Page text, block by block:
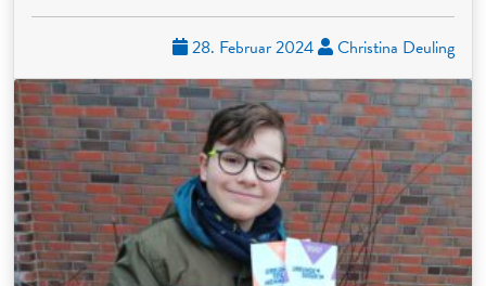
28. Februar 2024 Christina Deuling